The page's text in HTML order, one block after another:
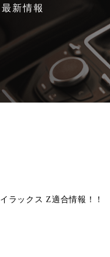
最新情報
ラックス Z適合情報！！